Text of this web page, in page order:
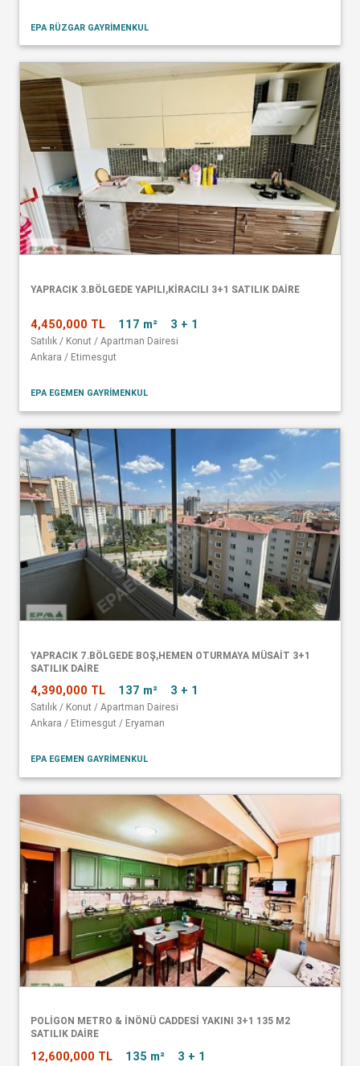
EPA RÜZGAR GAYRİMENKUL
YAPRACIK 3.BÖLGEDE YAPILI,KİRACILI 3+1 SATILIK DAİRE
4,450,000 TL 117 m² 3 + 1
Satılık / Konut / Apartman Dairesi
Ankara / Etimesgut
EPA EGEMEN GAYRİMENKUL
YAPRACIK 7.BÖLGEDE BOŞ,HEMEN OTURMAYA MÜSAİT 3+1
SATILIK DAİRE
4,390,000 TL 137 m² 3 + 1
Satılık / Konut / Apartman Dairesi
Ankara / Etimesgut / Eryaman
EPA EGEMEN GAYRİMENKUL
POLİGON METRO & İNÖNÜ CADDESİ YAKINI 3+1 135 M2
SATILIK DAİRE
12,600,000 TL 135 m² 3 + 1